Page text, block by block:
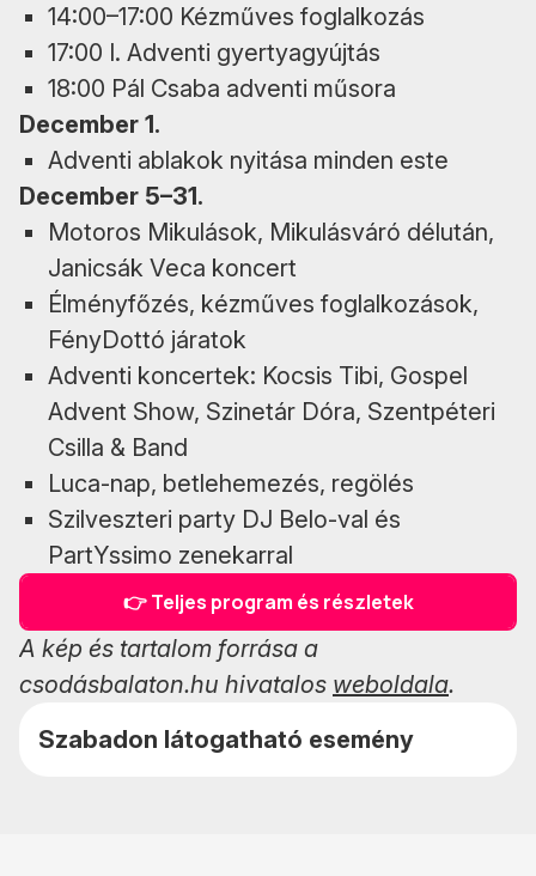
14:00–17:00 Kézműves foglalkozás
17:00 I. Adventi gyertyagyújtás
18:00 Pál Csaba adventi műsora
December 1.
Adventi ablakok nyitása minden este
December 5–31.
Motoros Mikulások, Mikulásváró délután,
Janicsák Veca koncert
Élményfőzés, kézműves foglalkozások,
FényDottó járatok
Adventi koncertek: Kocsis Tibi, Gospel
Advent Show, Szinetár Dóra, Szentpéteri
Csilla & Band
Luca-nap, betlehemezés, regölés
Szilveszteri party DJ Belo-val és
PartYssimo zenekarral
👉 Teljes program és részletek
A kép és tartalom forrása a
csodásbalaton.hu hivatalos weboldala.
Szabadon látogatható esemény